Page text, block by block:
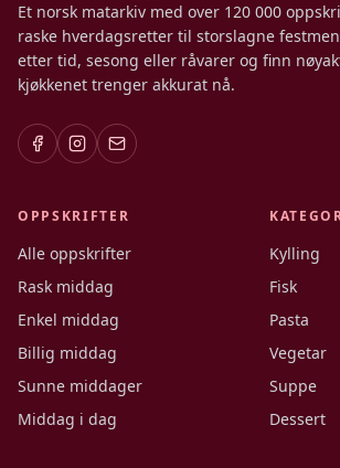
Et norsk matarkiv med over 120 000
raske hverdagsretter til storslagne
etter tid, sesong eller råvarer og finn
kjøkkenet trenger akkurat nå.
OPPSKRIFTER
Alle oppskrifter
Rask middag
Enkel middag
Billig middag
Sunne middager
Middag i dag
Kylling
Fisk
Pasta
Vegetar
Suppe
Dessert